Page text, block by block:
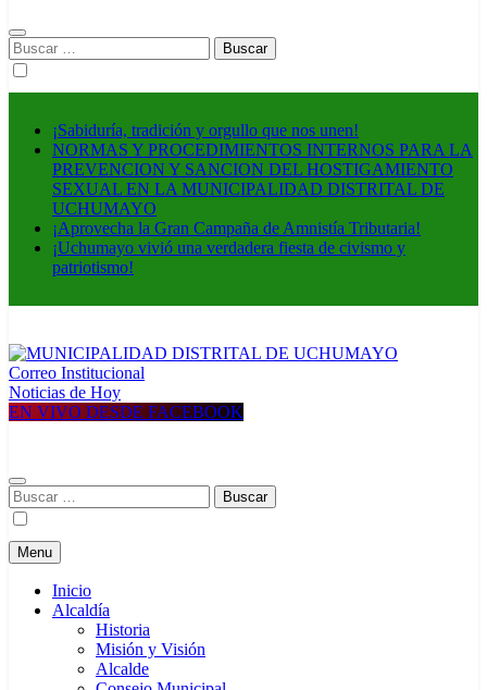
Buscar:
¡Sabiduría, tradición y orgullo que nos unen!
NORMAS Y PROCEDIMIENTOS INTERNOS PARA LA
PREVENCION Y SANCION DEL HOSTIGAMIENTO
SEXUAL EN LA MUNICIPALIDAD DISTRITAL DE
UCHUMAYO
¡Aprovecha la Gran Campaña de Amnistía Tributaria!
¡Uchumayo vivió una verdadera fiesta de civismo y
patriotismo!
MUNICIPALIDAD DISTRITAL DE UCHUMAYO
Construyendo una nueva Historia
Correo Institucional
Noticias de Hoy
EN VIVO DESDE FACEBOOK
Buscar:
Menu
Inicio
Alcaldía
Historia
Misión y Visión
Alcalde